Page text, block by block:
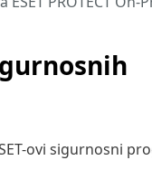
ovi sigurnosni